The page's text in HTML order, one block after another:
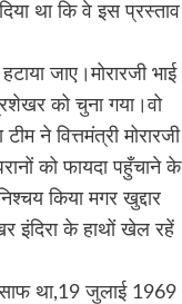
था कि वे इस प्रस्ताव
जाए।मोरारजी भाई
को चुना गया।वो
ने वित्तमंत्री मोरारजी
को फायदा पहुँचाने के
किया मगर खुद्दार
इंदिरा के हाथों खेल रहें
साफ था,19 जुलाई 1969